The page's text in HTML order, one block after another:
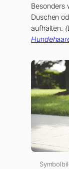
Besonders
Duschen
aufhalten.